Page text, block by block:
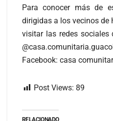
Para conocer más de
dirigidas a los vecinos de
visitar las redes sociales
Facebook: casa
Post Views: 89
RELACIONADO